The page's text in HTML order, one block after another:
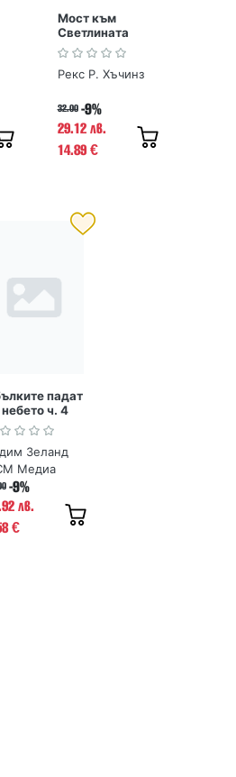
Мост към
Светлината
Рекс Р. Хъчинз
32.00 -9%
29.12 лв.
14.89 €
падат
небето ч. 4
реалността
Зеланд
Медиа
-9%
лв.
€